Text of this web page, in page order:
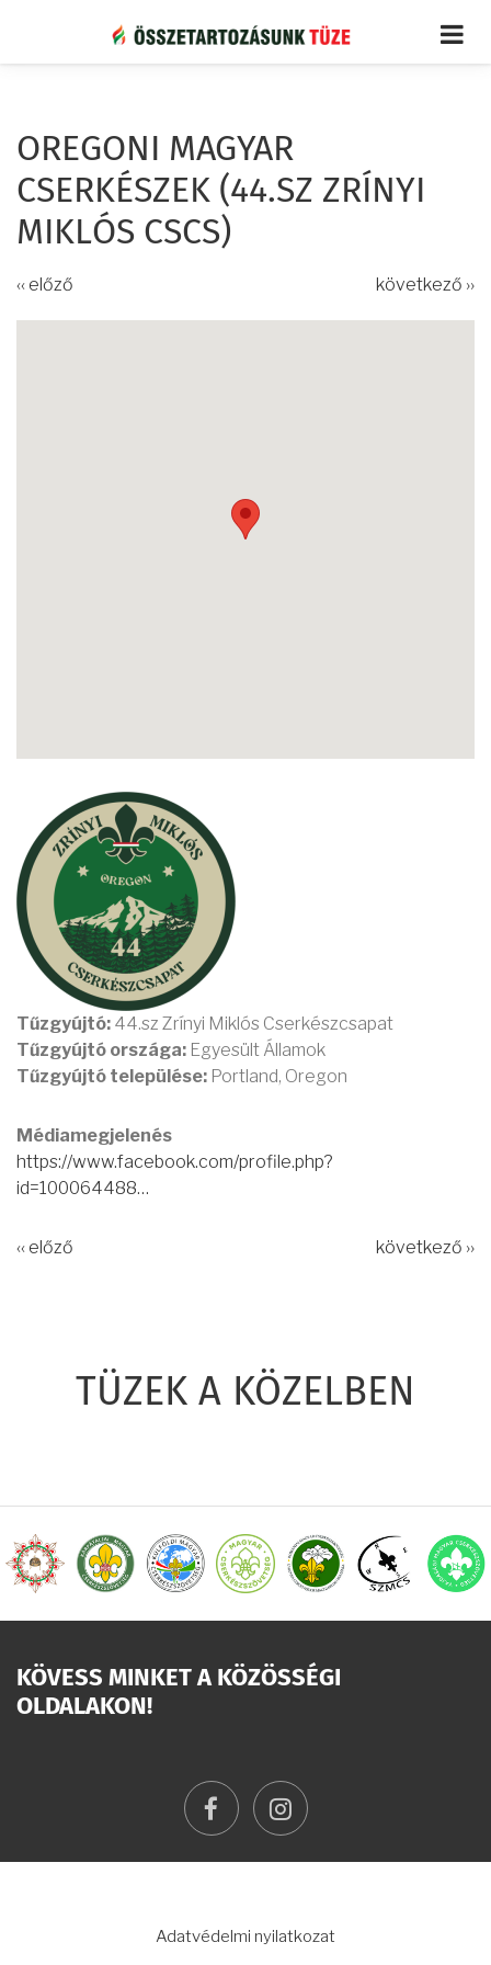
tartalomra
OREGONI MAGYAR
CSERKÉSZEK (44.SZ ZRÍNYI
MIKLÓS CSCS)
‹‹ előző következő ››
Tűzgyújtó: 44.sz Zrínyi Miklós Cserkészcsapat
Tűzgyújtó országa: Egyesült Államok
Tűzgyújtó települése: Portland, Oregon
Médiamegjelenés
https://www.facebook.com/profile.php?
id=100064488…
‹‹ előző következő ››
TÜZEK A KÖZELBEN
KÖVESS MINKET A KÖZÖSSÉGI
OLDALAKON!
facebookinstagram
Adatvédelmi nyilatkozat